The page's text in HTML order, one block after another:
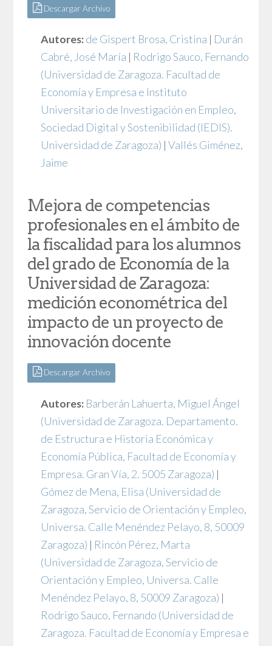
Descargar Archivo
Autores:de Gispert Brosa, Cristina | Durán
Cabré, José María | Rodrigo Sauco, Fernando
(Universidad de Zaragoza. Facultad de
Economía y Empresa e Instituto
Universitario de Investigación en Empleo,
Sociedad Digital y Sostenibilidad (IEDIS).
Universidad de Zaragoza) |Vallés Giménez,
Jaime
Mejora de competencias
profesionales en el ámbito de
la fiscalidad para los alumnos
del grado de Economía de la
Universidad de Zaragoza:
medición econométrica del
impacto de un proyecto de
innovación docente
Descargar Archivo
Autores: Barberán Lahuerta, Miguel Ángel
(Universidad de Zaragoza. Departamento.
de Estructura e Historia Económica y
Economía Pública, Facultad de Economía y
Empresa. Gran Vía, 2. 5005 Zaragoza) |
Gómez de Mena, Elisa (Universidad de
Zaragoza, Servicio de Orientación y Empleo,
Universa. Calle Menéndez Pelayo, 8, 50009
Zaragoza) | Rincón Pérez, Marta
(Universidad de Zaragoza, Servicio de
Orientación y Empleo, Universa. Calle
Menéndez Pelayo, 8, 50009 Zaragoza) |
Rodrigo Sauco, Fernando (Universidad de
Zaragoza. Facultad de Economía y Empresa e